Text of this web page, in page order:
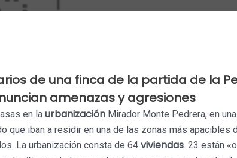
de una finca de la partida de la
amenazas y agresiones
en la urbanización Mirador Monte Pedrera, en
que iban a residir en una de las zonas más apacibles
La urbanización consta de 64 viviendas. 23 están